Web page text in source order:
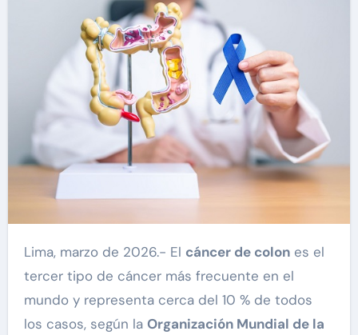
Lima, marzo de 2026.- El cáncer de colones el
tercer tipo de cáncer más frecuente en el
mundo y representa cerca del 10 % de todos
los casos, según la Organización Mundial de la